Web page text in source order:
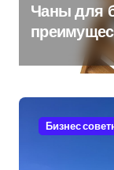
Чаны для
Бизнес